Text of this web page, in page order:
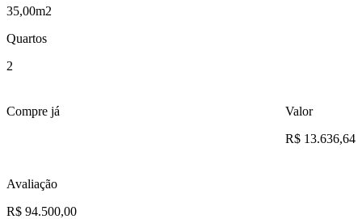
35,00m2
Quartos
2
Compre já
Valor
R$ 13.636,64
Avaliação
R$ 94.500,00